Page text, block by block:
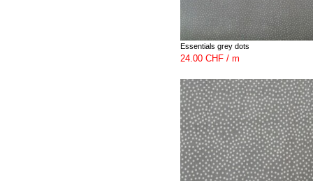
Essentials grey dots
24.00 CHF / m